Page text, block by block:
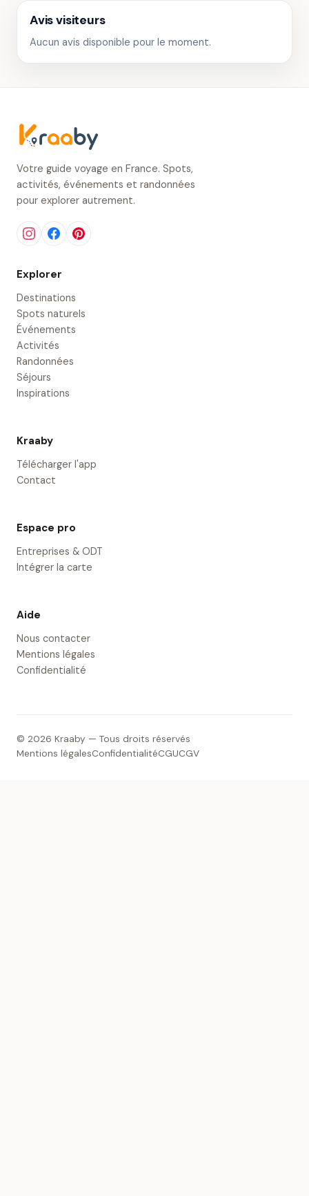
Avis visiteurs
Aucun avis disponible pour le moment.
Votre guide voyage en France. Spots,
activités, événements et randonnées
pour explorer autrement.
Explorer
Destinations
Spots naturels
Événements
Activités
Randonnées
Séjours
Inspirations
Kraaby
Télécharger l'app
Contact
Espace pro
Entreprises & ODT
Intégrer la carte
Aide
Nous contacter
Mentions légales
Confidentialité
© 2026 Kraaby — Tous droits réservés
Mentions légalesConfidentialitéCGUCGV